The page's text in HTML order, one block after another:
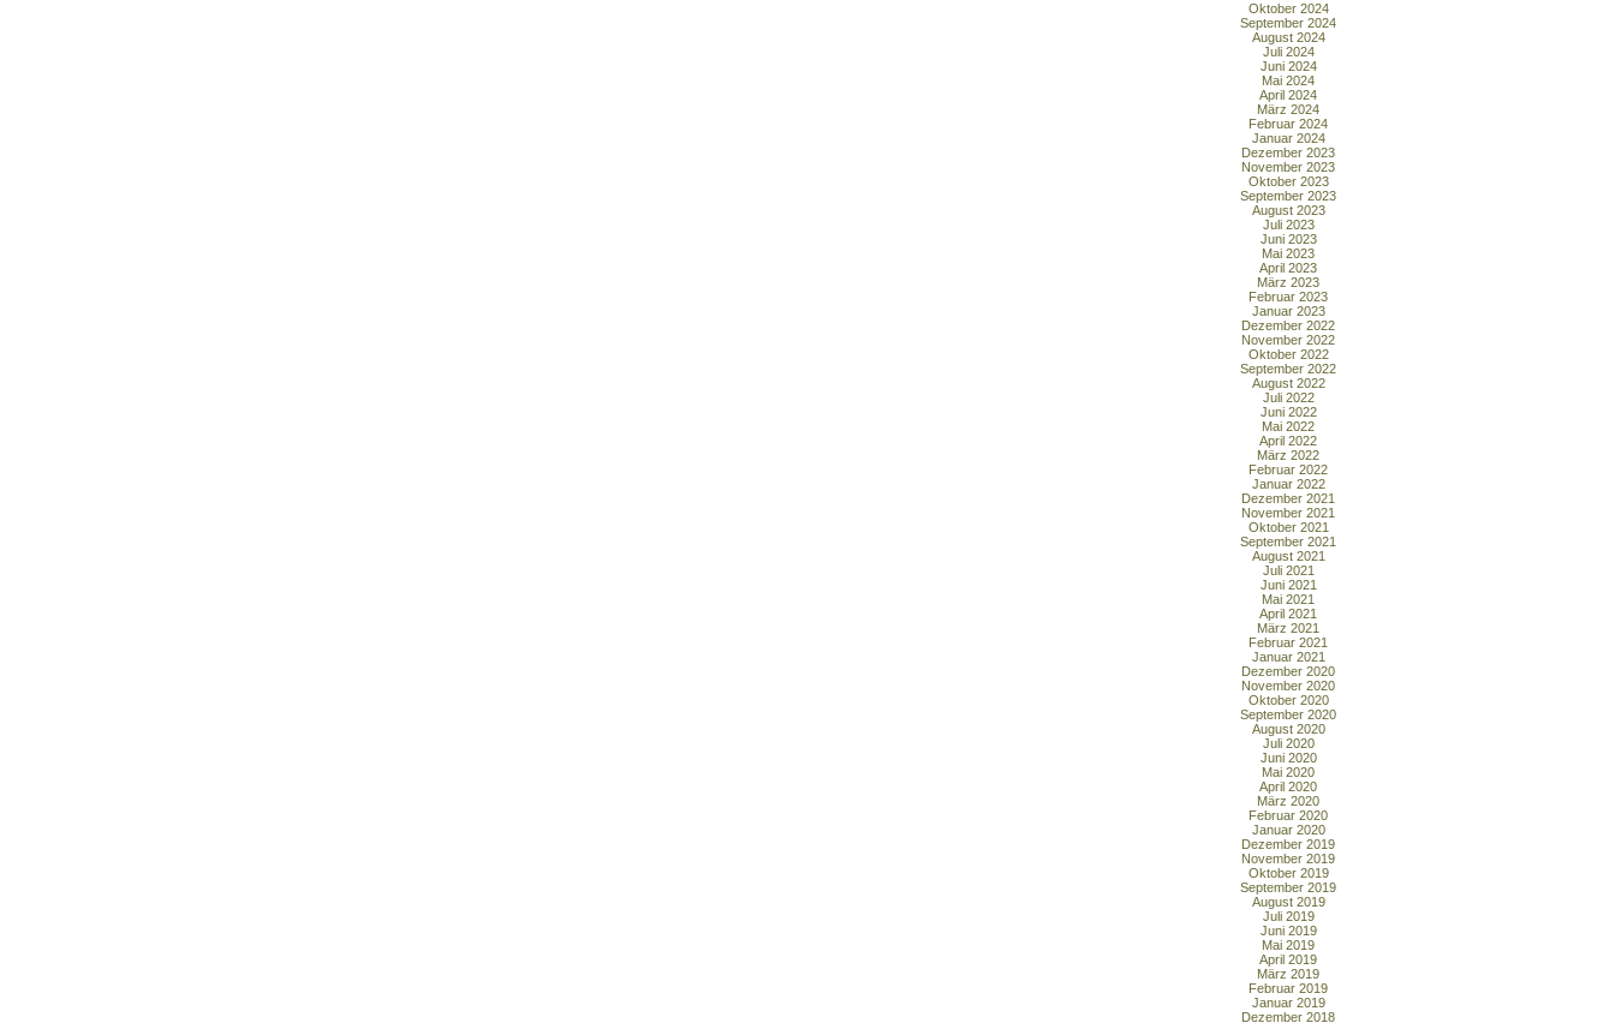
Oktober 2024
September 2024
August 2024
Juli 2024
Juni 2024
Mai 2024
April 2024
März 2024
Februar 2024
Januar 2024
Dezember 2023
November 2023
Oktober 2023
September 2023
August 2023
Juli 2023
Juni 2023
Mai 2023
April 2023
März 2023
Februar 2023
Januar 2023
Dezember 2022
November 2022
Oktober 2022
September 2022
August 2022
Juli 2022
Juni 2022
Mai 2022
April 2022
März 2022
Februar 2022
Januar 2022
Dezember 2021
November 2021
Oktober 2021
September 2021
August 2021
Juli 2021
Juni 2021
Mai 2021
April 2021
März 2021
Februar 2021
Januar 2021
Dezember 2020
November 2020
Oktober 2020
September 2020
August 2020
Juli 2020
Juni 2020
Mai 2020
April 2020
März 2020
Februar 2020
Januar 2020
Dezember 2019
November 2019
Oktober 2019
September 2019
August 2019
Juli 2019
Juni 2019
Mai 2019
April 2019
März 2019
Februar 2019
Januar 2019
Dezember 2018